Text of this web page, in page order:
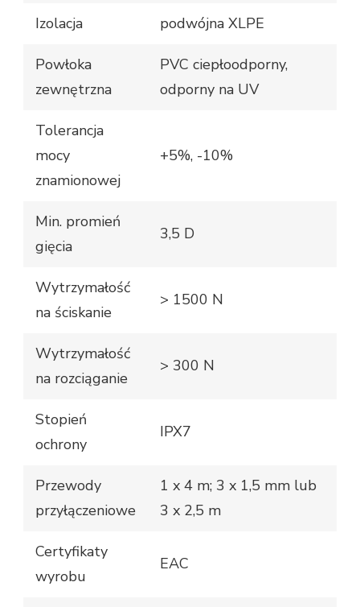
Izolacja podwójna XLPE
Powłoka
zewnętrzna
PVC ciepłoodporny,
odporny na UV
Tolerancja
mocy
znamionowej
+5%, -10%
Min. promień
gięcia
3,5 D
Wytrzymałość
na ściskanie
> 1500 N
Wytrzymałość
na rozciąganie
> 300 N
Stopień
ochrony
IPX7
Przewody
przyłączeniowe
1 x 4 m; 3 x 1,5 mm lub
3 x 2,5 m
Certyfikaty
wyrobu
EAC